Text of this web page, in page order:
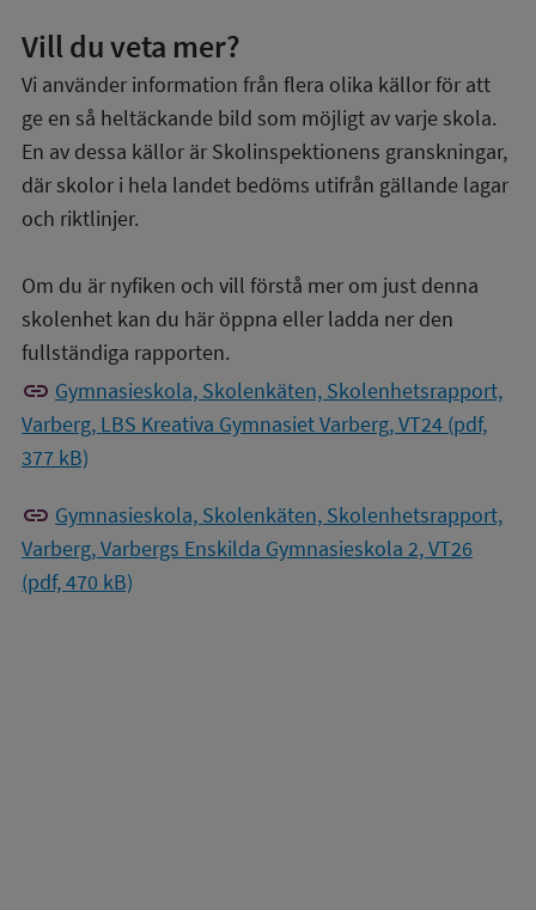
Vill du veta mer?
Vi använder information från flera olika källor för att
ge en så heltäckande bild som möjligt av varje skola.
En av dessa källor är Skolinspektionens granskningar,
där skolor i hela landet bedöms utifrån gällande lagar
och riktlinjer.
Om du är nyfiken och vill förstå mer om just denna
skolenhet kan du här öppna eller ladda ner den
fullständiga rapporten.
link Gymnasieskola, Skolenkäten, Skolenhetsrapport,
Varberg, LBS Kreativa Gymnasiet Varberg, VT24 (pdf,
377 kB)
link Gymnasieskola, Skolenkäten, Skolenhetsrapport,
Varberg, Varbergs Enskilda Gymnasieskola 2, VT26
(pdf, 470 kB)